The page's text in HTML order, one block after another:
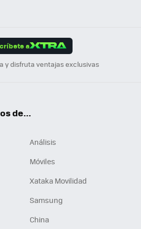
a
y disfruta ventajas exclusivas
de...
Análisis
Móviles
Xataka Movilidad
Samsung
China